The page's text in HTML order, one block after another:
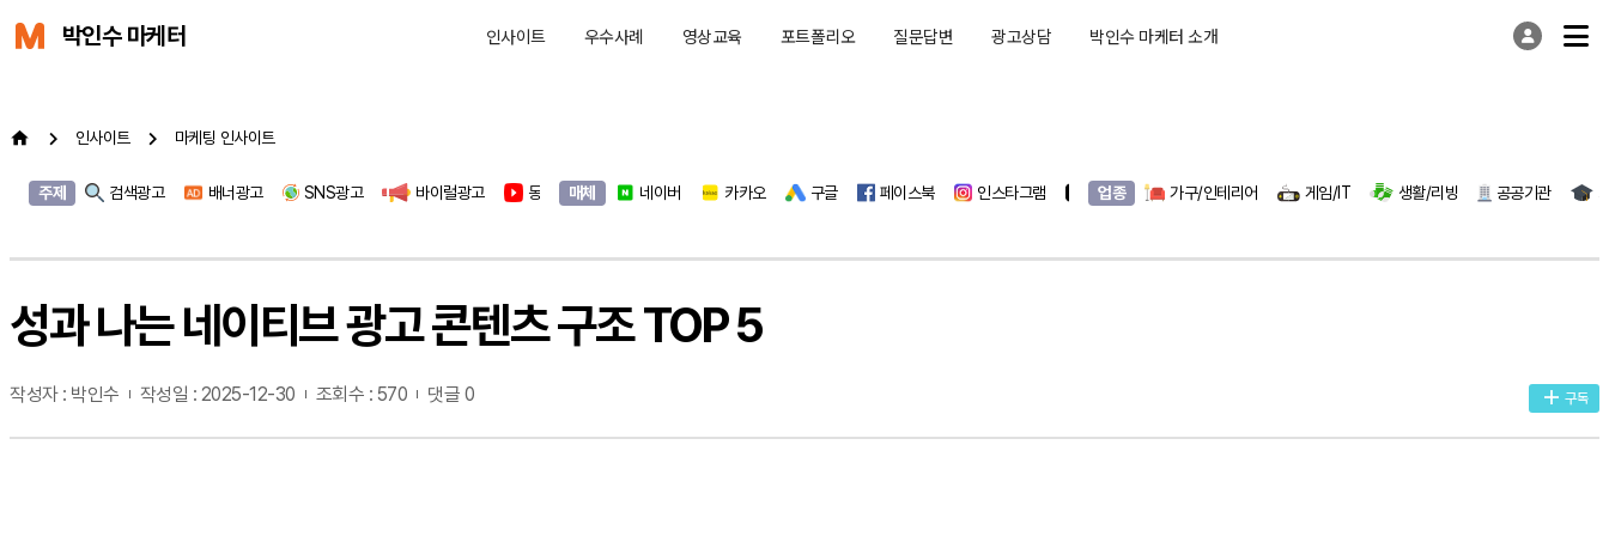
박인수 마케터 인사이트 우수사례 영상교육 포트폴리오 질문답변 광고상담 박인수 마케터 소개
인사이트 마케팅 인사이트
주제 검색광고 배너광고 SNS광고 바이럴광고 동영상광고 모바일광고 기타
매체 네이버 카카오 구글 페이스북 인스타그램 틱톡 라이브커머스 기타 트위터
업종 가구/인테리어 게임/IT 생활/리빙 공공기관
성과 나는 네이티브 광고 콘텐츠 구조 TOP 5
작성자 : 박인수 작성일 : 2025-12-30 조회수 : 570 댓글 0 구독